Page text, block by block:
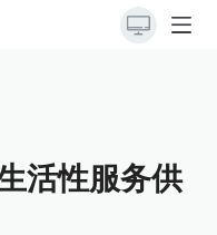
活性服务供